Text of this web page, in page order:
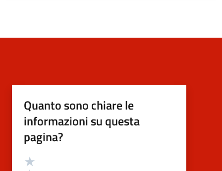
Quanto sono chiare le
informazioni su questa
pagina?
Valutazione